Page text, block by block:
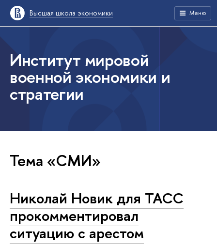
Высшая школа экономики Меню
Институт мировой
военной экономики и
стратегии
Тема «СМИ»
Николай Новик для ТАСС
прокомментировал
ситуацию с арестом